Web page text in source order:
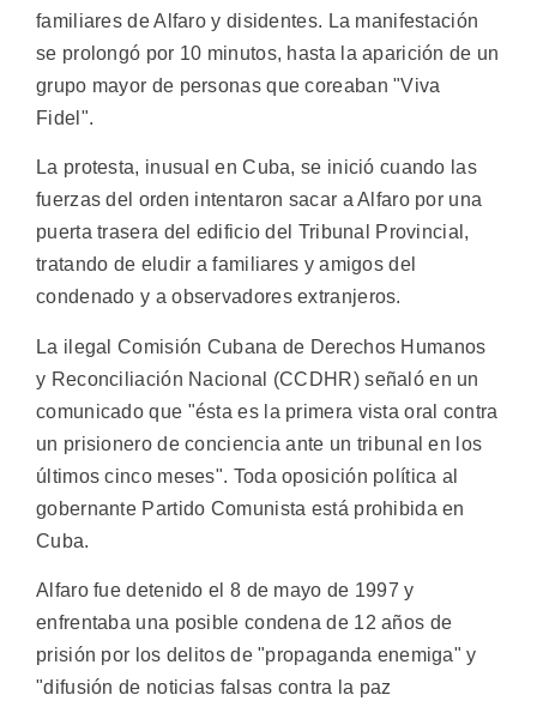
familiares de Alfaro y disidentes. La manifestación
se prolongó por 10 minutos, hasta la aparición de un
grupo mayor de personas que coreaban "Viva
Fidel".
La protesta, inusual en Cuba, se inició cuando las
fuerzas del orden intentaron sacar a Alfaro por una
puerta trasera del edificio del Tribunal Provincial,
tratando de eludir a familiares y amigos del
condenado y a observadores extranjeros.
La ilegal Comisión Cubana de Derechos Humanos
y Reconciliación Nacional (CCDHR) señaló en un
comunicado que "ésta es la primera vista oral contra
un prisionero de conciencia ante un tribunal en los
últimos cinco meses". Toda oposición política al
gobernante Partido Comunista está prohibida en
Cuba.
Alfaro fue detenido el 8 de mayo de 1997 y
enfrentaba una posible condena de 12 años de
prisión por los delitos de "propaganda enemiga" y
"difusión de noticias falsas contra la paz